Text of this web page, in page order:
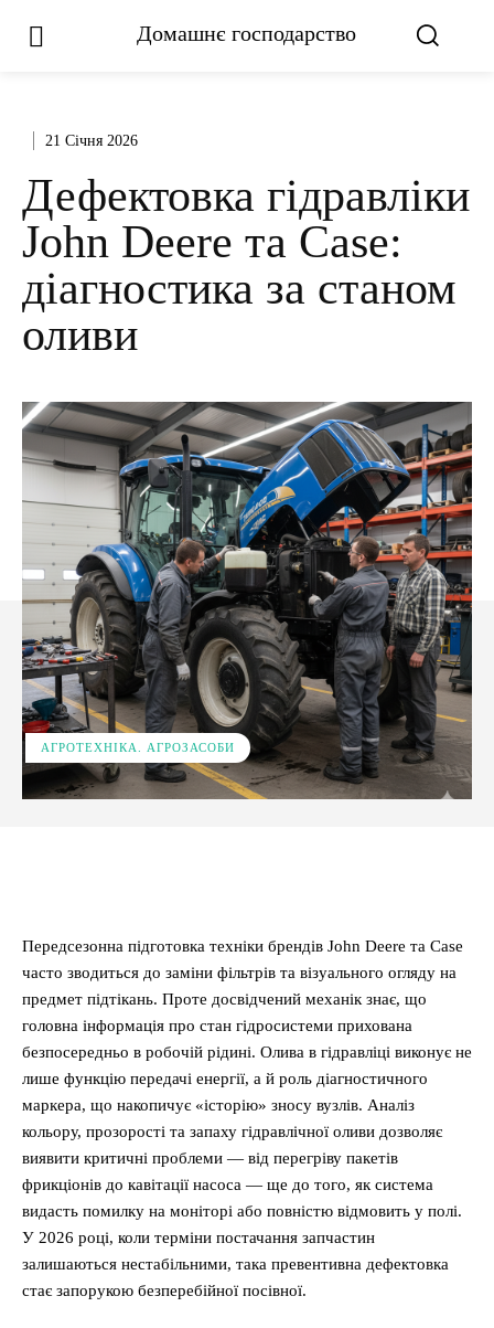
Домашнє господарство
21 Січня 2026
Дефектовка гідравліки
John Deere та Case:
діагностика за станом
оливи
АГРОТЕХНІКА. АГРОЗАСОБИ
Передсезонна підготовка техніки брендів John Deere та Case
часто зводиться до заміни фільтрів та візуального огляду на
предмет підтікань. Проте досвідчений механік знає, що
головна інформація про стан гідросистеми прихована
безпосередньо в робочій рідині. Олива в гідравліці виконує не
лише функцію передачі енергії, а й роль діагностичного
маркера, що накопичує «історію» зносу вузлів. Аналіз
кольору, прозорості та запаху гідравлічної оливи дозволяє
виявити критичні проблеми — від перегріву пакетів
фрикціонів до кавітації насоса — ще до того, як система
видасть помилку на моніторі або повністю відмовить у полі.
У 2026 році, коли терміни постачання запчастин
залишаються нестабільними, така превентивна дефектовка
стає запорукою безперебійної посівної.